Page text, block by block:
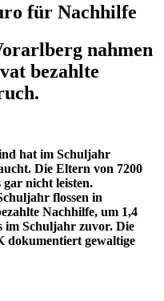
für Nachhilfe
nahmen
bezahlte
hat im Schuljahr
Die Eltern von 7200
nicht leisten.
flossen in
Nachhilfe, um 1,4
im Schuljahr zuvor. Die
dokumentiert gewaltige